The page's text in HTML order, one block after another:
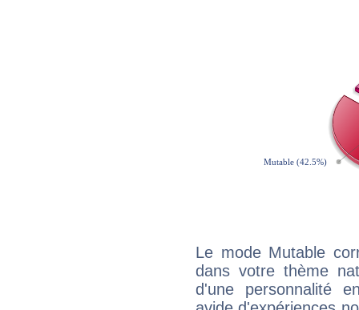
Le mode Mutable
dans votre thème
d'une personnalité